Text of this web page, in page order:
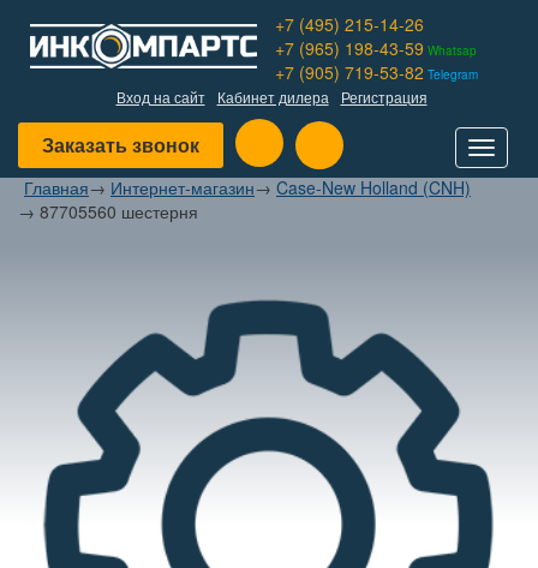
+7 (495) 215-14-26
+7 (965) 198-43-59 Whatsap
+7 (905) 719-53-82 Telegram
Вход на сайт Кабинет дилера Регистрация
Заказать звонок
Toggle
Главная→ Интернет-магазин→ Case-New Holland (CNH)
→ 87705560 шестерня